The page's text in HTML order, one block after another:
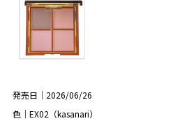
発売日｜2026/06/26
色｜EX02（kasanari）